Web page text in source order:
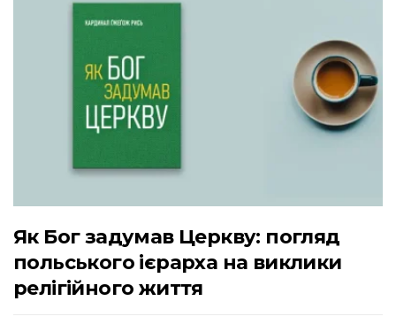
Як Бог задумав Церкву: погляд
польського ієрарха на виклики
релігійного життя